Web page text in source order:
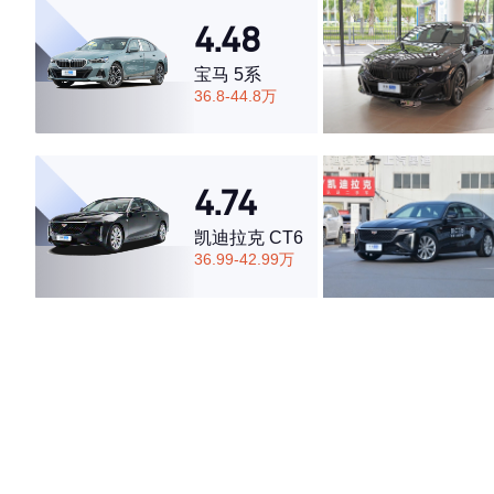
·空间表现较为优秀，优于50%同级车
4.48
宝马 5系
36.8-44.8万
4.74
凯迪拉克 CT6
36.99-42.99万